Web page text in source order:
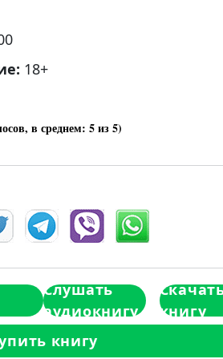
18+
в среднем: 5из 5)
Слушать
аудиокнигу
книгу
книгу